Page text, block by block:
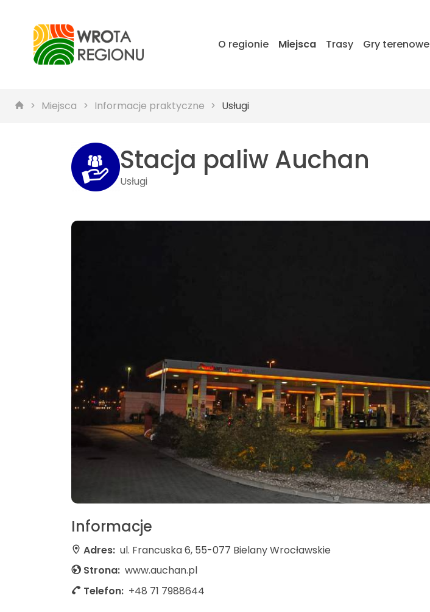
O regionie Miejsca Trasy Gry terenowe
Miejsca Informacje praktyczne Usługi
Stacja paliw Auchan
Usługi
Informacje
Adres: ul. Francuska 6, 55-077 Bielany Wrocławskie
Strona: www.auchan.pl
Telefon: +48 71 7988644